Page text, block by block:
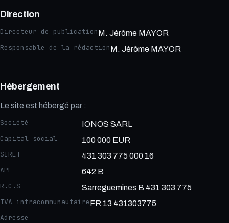
Direction
Directeur de publicationM. Jérôme MAYOR
Responsable de la rédactionM. Jérôme MAYOR
Hébergement
Le site est hébergé par :
Société
IONOS SARL
Capital social
100 000 EUR
SIRET
431 303 775 000 16
APE
642 B
R.C.S
Sarreguemines B 431 303 775
TVA intracommunautaireFR 13 431303775
Adresse